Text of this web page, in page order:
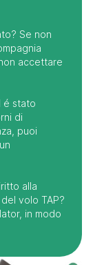
Se non
accettare
é stato
di
puoi
alla
volo TAP?
in modo